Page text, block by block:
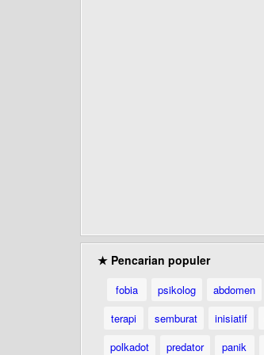
★ Pencarian populer
fobia psikolog abdomen
terapi
semburat inisiatif
polkadot
predator panik